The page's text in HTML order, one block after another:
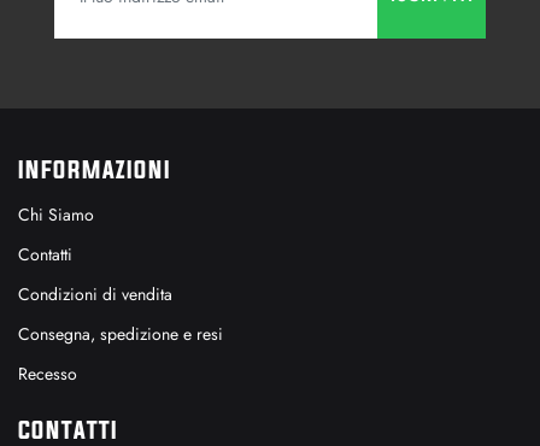
INFORMAZIONI
Chi Siamo
Contatti
Condizioni di vendita
Consegna, spedizione e resi
Recesso
CONTATTI